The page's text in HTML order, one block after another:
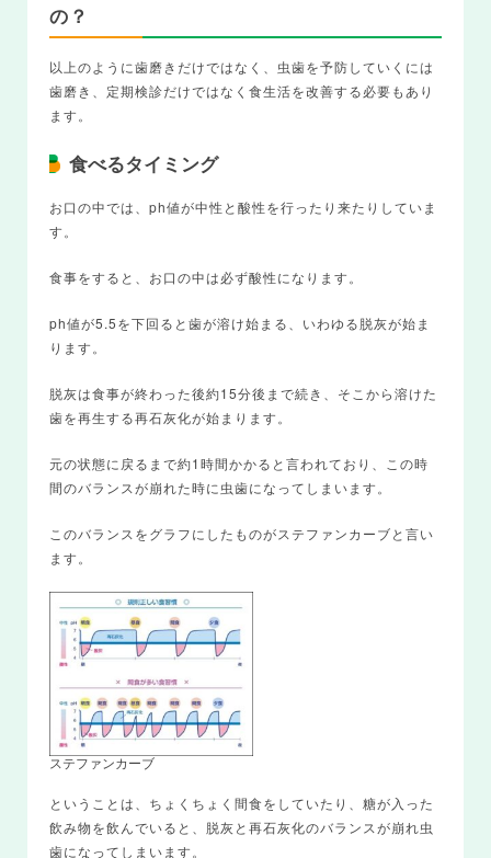
の？
以上のように歯磨きだけではなく、虫歯を予防していくには
歯磨き、定期検診だけではなく食生活を改善する必要もあり
ます。
食べるタイミング
お口の中では、ph値が中性と酸性を行ったり来たりしていま
す。
食事をすると、お口の中は必ず酸性になります。
ph値が5.5を下回ると歯が溶け始まる、いわゆる脱灰が始ま
ります。
脱灰は食事が終わった後約15分後まで続き、そこから溶けた
歯を再生する再石灰化が始まります。
元の状態に戻るまで約1時間かかると言われており、この時
間のバランスが崩れた時に虫歯になってしまいます。
このバランスをグラフにしたものがステファンカーブと言い
ます。
ステファンカーブ
ということは、ちょくちょく間食をしていたり、糖が入った
飲み物を飲んでいると、脱灰と再石灰化のバランスが崩れ虫
歯になってしまいます。